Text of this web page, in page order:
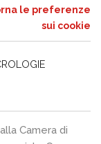
le preferenze
sui cookie
Camera di